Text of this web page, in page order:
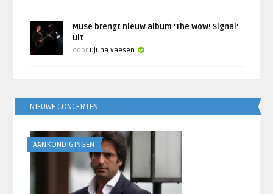
Muse brengt nieuw album ‘The Wow! Signal’
uit
door Djuna Vaesen
NIEUWE CONCERTEN
AANKONDIGINGEN